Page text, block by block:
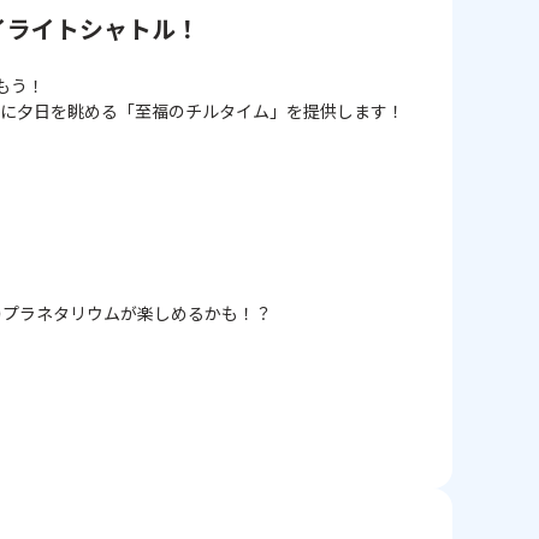
イトシャトル！
！
夕日を眺める「至福のチルタイム」を提供します！
ラネタリウムが楽しめるかも！？